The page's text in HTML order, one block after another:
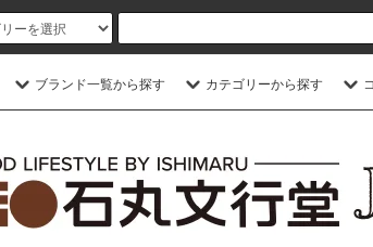
ブランド一覧から探す カテゴリーから探す